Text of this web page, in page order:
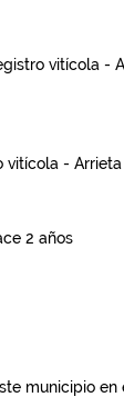
vitícola -
vitícola - Arrieta
2 años
municipio en